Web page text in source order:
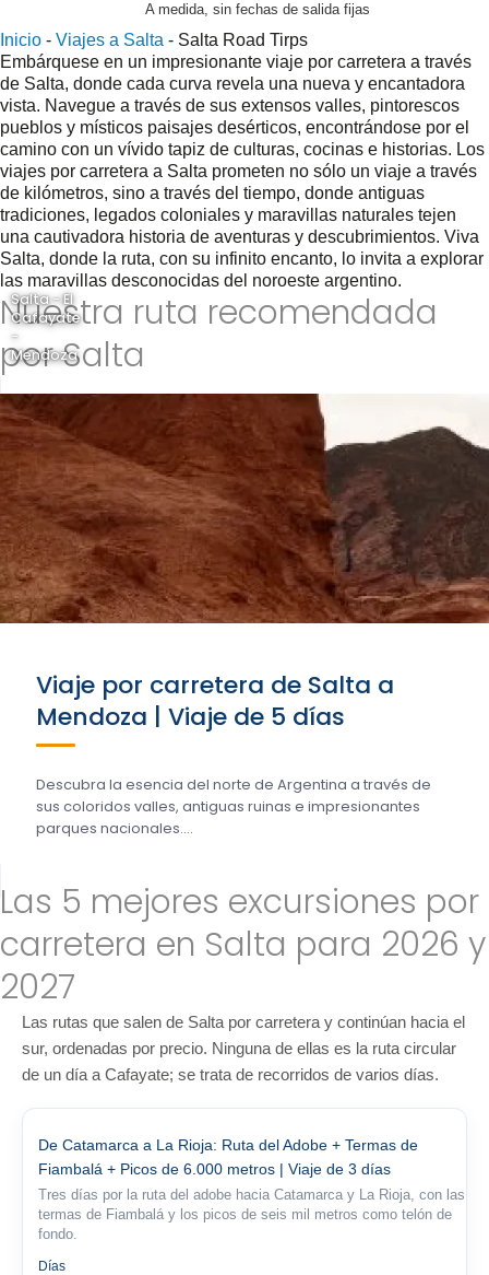
A medida, sin fechas de salida fijas
Inicio - Viajes a Salta - Salta Road Tirps
Embárquese en un impresionante viaje por carretera a través
de Salta, donde cada curva revela una nueva y encantadora
vista. Navegue a través de sus extensos valles, pintorescos
pueblos y místicos paisajes desérticos, encontrándose por el
camino con un vívido tapiz de culturas, cocinas e historias. Los
viajes por carretera a Salta prometen no sólo un viaje a través
de kilómetros, sino a través del tiempo, donde antiguas
tradiciones, legados coloniales y maravillas naturales tejen
una cautivadora historia de aventuras y descubrimientos. Viva
Salta, donde la ruta, con su infinito encanto, lo invita a explorar
las maravillas desconocidas del noroeste argentino.
Nuestra ruta recomendada
por Salta
Salta - El
Cafayate
-
Mendoza
Viaje por carretera de Salta a
Mendoza | Viaje de 5 días
Descubra la esencia del norte de Argentina a través de
sus coloridos valles, antiguas ruinas e impresionantes
parques nacionales....
Las 5 mejores excursiones por
carretera en Salta para 2026 y
2027
Las rutas que salen de Salta por carretera y continúan hacia el
sur, ordenadas por precio. Ninguna de ellas es la ruta circular
de un día a Cafayate; se trata de recorridos de varios días.
De Catamarca a La Rioja: Ruta del Adobe + Termas de
Fiambalá + Picos de 6.000 metros | Viaje de 3 días
Tres días por la ruta del adobe hacia Catamarca y La Rioja, con las
termas de Fiambalá y los picos de seis mil metros como telón de
fondo.
Días